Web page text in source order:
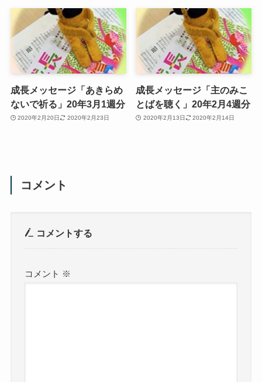
成長メッセージ「あきらめ
ないで祈る」20年3月1週分
2020年2月20日 2020年2月23日
成長メッセージ「主のみこ
とばを聴く」20年2月4週分
2020年2月13日 2020年2月14日
コメント
コメントする
コメント ※